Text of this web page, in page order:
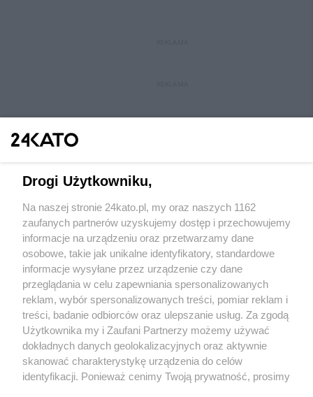
Wydawca mediów lokalnych
Nie zapomnij
zapoznać się z:
polityką prywatności regulamin korzystania z portali
Twojemiasto
Piekary Śląskie
Chorzów
Tarnowskie Góry
Skontakuj sięz nami
Kontakt
Wydawca
Redakcja
Drogi Użytkowniku,
Na naszej stronie 24kato.pl, my oraz naszych 1162
zaufanych partnerów uzyskujemy dostęp i przechowujemy
informacje na urządzeniu oraz przetwarzamy dane
osobowe, takie jak unikalne identyfikatory, standardowe
informacje wysyłane przez urządzenie czy dane
przeglądania w celu zapewniania spersonalizowanych
reklam, wybór spersonalizowanych treści, pomiar reklam i
treści, badanie odbiorców oraz ulepszanie usług. Za zgodą
Użytkownika my i Zaufani Partnerzy możemy używać
dokładnych danych geolokalizacyjnych oraz aktywnie
skanować charakterystykę urządzenia do celów
identyfikacji. Ponieważ cenimy Twoją prywatność, prosimy